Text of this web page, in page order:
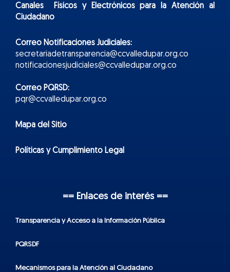
Canales Físicos yElectrónicospara la Atención al
Ciudadano
Correo Notificaciones Judiciales:
secretariadetransparencia@ccvalledupar.org.co
notificacionesjudiciales@ccvalledupar.org.co
Correo PQRSD:
pqr@ccvalledupar.org.co
Mapa del Sitio
Políticas y Cumplimiento Legal
== Enlaces de interés ==
Transparencia y Acceso a la Información Pública
PQRSDF
Mecanismos para la Atención al Ciudadano